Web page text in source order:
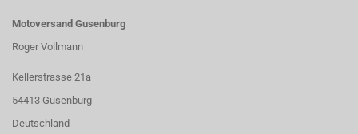
Motoversand Gusenburg
Roger Vollmann
Kellerstrasse 21a
54413 Gusenburg
Deutschland